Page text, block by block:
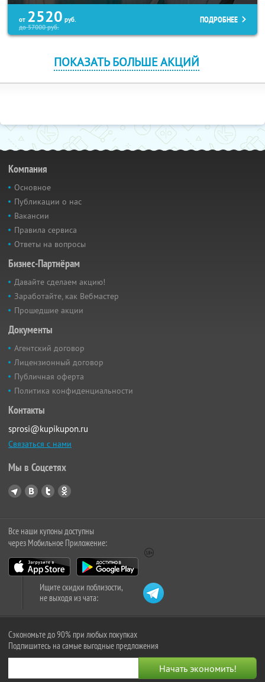
от 2520 руб.
до57000руб.
ПОДРОБНЕЕ
ПОКАЗАТЬ БОЛЬШЕ АКЦИЙ
Компания
Основное
Публикации о нас
Вакансии
Правила сервиса
Ответы на вопросы
Бизнес-Партнёрам
Давайте сделаем акцию!
Заработайте, как Вебмастер
Прошедшие акции
Документы
Агентский договор
Лицензионный договор
Публичная оферта
Политика конфиденциальности
Контакты
sprosi@kupikupon.ru
Связаться с нами
Мы в Соцсетях
Все наши купоны доступны
через Мобильное Приложение:
Ищите скидки поблизости,
не выходя из чата:
Сэкономьте до 90% при любых покупках
Подпишитесь на самые выгодные предложения